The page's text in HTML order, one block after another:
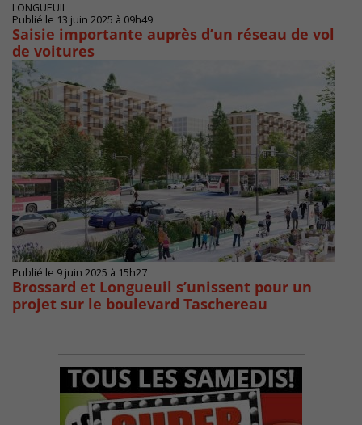
LONGUEUIL
Publié le 13 juin 2025 à 09h49
Saisie importante auprès d’un réseau de vol
de voitures
Publié le 9 juin 2025 à 15h27
Brossard et Longueuil s’unissent pour un
projet sur le boulevard Taschereau